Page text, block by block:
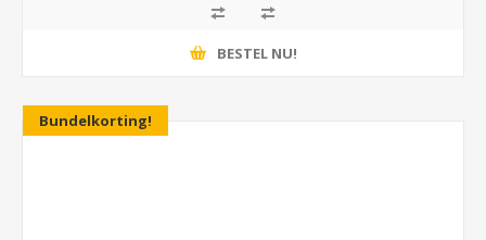
BESTEL NU!
Bundelkorting!